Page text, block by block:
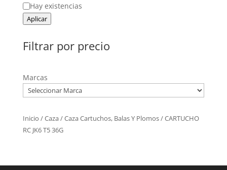
Estado
Hay existencias
Aplicar
Filtrar por precio
Marcas
Inicio /Caza/Caza Cartuchos, Balas Y Plomos/ CARTUCHO
RC JK6 T5 36G